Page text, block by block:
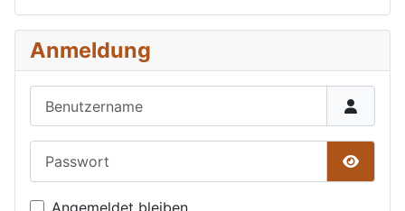
Anmeldung
Angemeldet bleiben